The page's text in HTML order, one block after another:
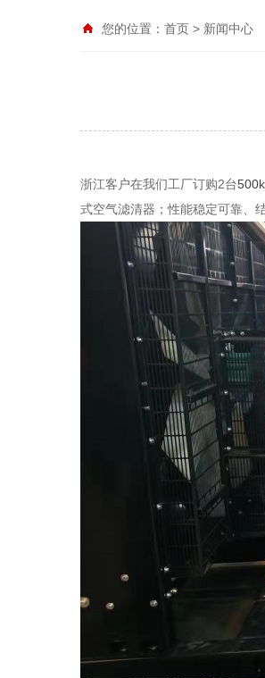
您的位置： 首页 > 新闻中心
浙江客户在我们工厂订购2台
式空气滤清器；性能稳定可靠、